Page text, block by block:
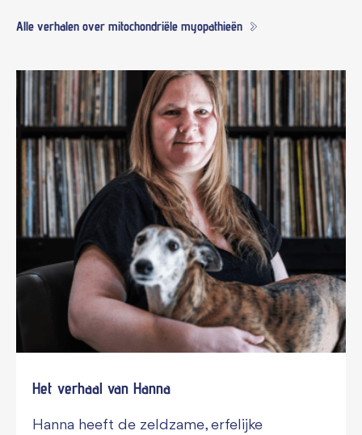
Alle verhalen over mitochondriële myopathieën
Het verhaal van Hanna
Hanna heeft de zeldzame, erfelijke